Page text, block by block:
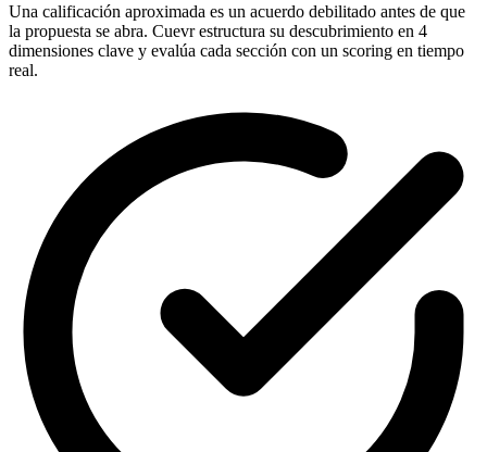
Una calificación aproximada es un acuerdo debilitado antes de que
la propuesta se abra. Cuevr estructura su descubrimiento en 4
dimensiones clave y evalúa cada sección con un scoring en tiempo
real.